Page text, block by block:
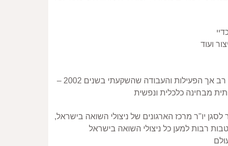
עד לאותה עת, דחקתי הצידה את נושא השואה ואף סרבתי אף לדבר על כך. למרות זאת, הצטרפתי לעמותה אמנם ללא רצון רב אך הפעילות והעבודה שהשקעתי בשנים 2002 –